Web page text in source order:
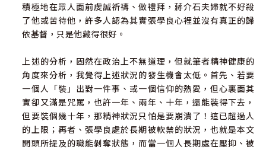
積極地在眾人面前虔誠祈禱、做禮拜，蔣介石夫婦就不好殺
了他或苦待他，許多人認為其實張學良心裡並沒有真正的歸
依基督，只是他藏得很好。
上述的分析，固然在政治上不無道理，但就筆者精神健康的
角度來分析，我覺得上述狀況的發生機會太低。首先、若要
一個人「裝」出對一件事、或一個信仰的熱愛，但心裏面其
實卻又滿是咒罵，也許一年、兩年、十年，還能裝得下去，
但要裝個幾十年，那精神狀況只怕是要崩潰了！這已超過人
的上限；再者、張學良處於長期被軟禁的狀況，也就是本文
開頭所提及的職能剝奪狀態，而當一個人長期處在壓抑、被